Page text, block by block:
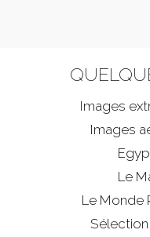
Images
Images
Le
Le Monde